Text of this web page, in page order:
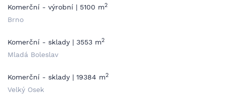
Komerční - výrobní | 5100 m2
Brno
Komerční - sklady | 3553 m2
Mladá Boleslav
Komerční - sklady | 19384 m2
Velký Osek